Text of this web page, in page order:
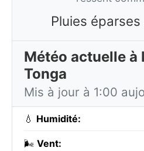
Pluies
Météo actuelle à
Tonga
Mis à jour à 1:00
💧 Humidité:
🌬️ Vent: